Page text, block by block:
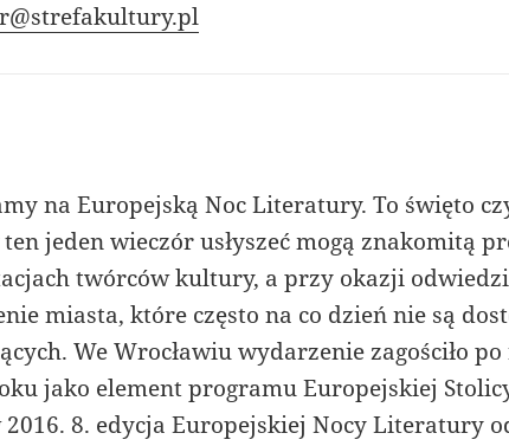
na Europejską Noc Literatury. To święto
jeden wieczór usłyszeć mogą znakomitą
twórców kultury, a przy okazji
miasta, które często na co dzień nie są
We Wrocławiu wydarzenie zagościło
jako element programu Europejskiej
2016. 8. edycja Europejskiej Nocy Literatury